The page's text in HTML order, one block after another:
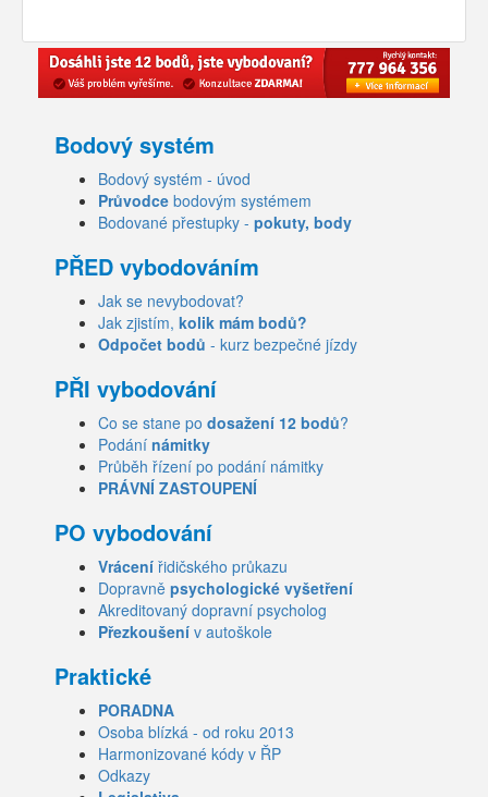
Bodový systém
Bodový systém - úvod
Průvodce bodovým systémem
Bodované přestupky - pokuty, body
PŘED vybodováním
Jak se nevybodovat?
Jak zjistím, kolik mám bodů?
Odpočet bodů - kurz bezpečné jízdy
PŘI vybodování
Co se stane po dosažení 12 bodů?
Podání námitky
Průběh řízení po podání námitky
PRÁVNÍ ZASTOUPENÍ
PO vybodování
Vrácení řidičského průkazu
Dopravně psychologické vyšetření
Akreditovaný dopravní psycholog
Přezkoušení v autoškole
Praktické
PORADNA
Osoba blízká - od roku 2013
Harmonizované kódy v ŘP
Odkazy